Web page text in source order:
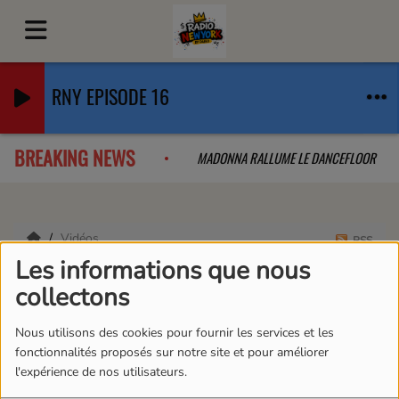
Les informations que nous
collectons
Nous utilisons des cookies pour fournir les services et les
fonctionnalités proposés sur notre site et pour améliorer
l'expérience de nos utilisateurs.
RNY EPISODE 16
BREAKING NEWS
QUE L'ON A PAS VU VENIR MADONNA RALLUME LE DANCEFLOOR
Vidéos
Vidéos
RSS